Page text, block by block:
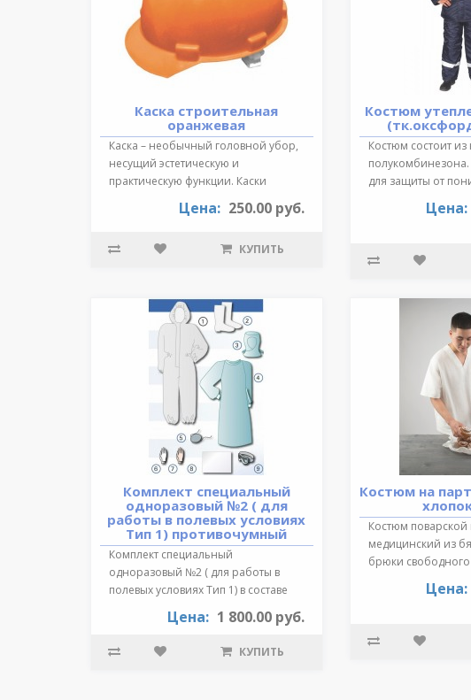
Каска строительная
оранжевая
Каска – необычный головной убор,
несущий эстетическую и
практическую функции. Каски
Цена: 250.00 руб.
КУПИТЬ
Костюм
Костюм состоит из
полукомбинезона.
для защиты от
Цена:
Комплект специальный
одноразовый №2 ( для
работы в полевых условиях
Тип 1) противочумный
Комплект специальный
одноразовый №2 ( для работы в
полевых условиях Тип 1) в составе
Цена: 1 800.00 руб.
КУПИТЬ
Костюм на
Костюм поварской
медицинский из
брюки свободного
Цена: